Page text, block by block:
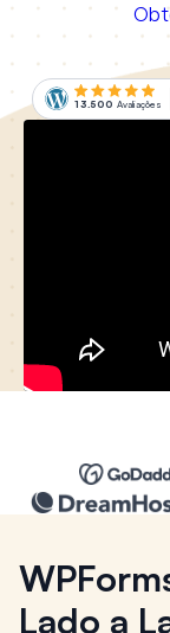
13.500 Avaliações
Lado a